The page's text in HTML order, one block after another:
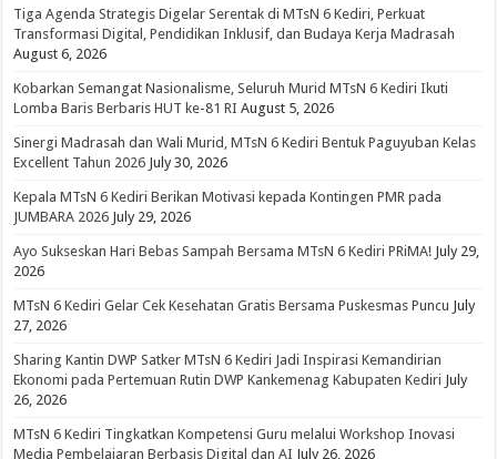
Tiga Agenda Strategis Digelar Serentak di MTsN 6 Kediri, Perkuat
Transformasi Digital, Pendidikan Inklusif, dan Budaya Kerja Madrasah
August 6, 2026
Kobarkan Semangat Nasionalisme, Seluruh Murid MTsN 6 Kediri Ikuti
Lomba Baris Berbaris HUT ke-81 RI August 5, 2026
Sinergi Madrasah dan Wali Murid, MTsN 6 Kediri Bentuk Paguyuban Kelas
Excellent Tahun 2026 July 30, 2026
Kepala MTsN 6 Kediri Berikan Motivasi kepada Kontingen PMR pada
JUMBARA 2026 July 29, 2026
Ayo Sukseskan Hari Bebas Sampah Bersama MTsN 6 Kediri PRiMA! July 29,
2026
MTsN 6 Kediri Gelar Cek Kesehatan Gratis Bersama Puskesmas Puncu July
27, 2026
Sharing Kantin DWP Satker MTsN 6 Kediri Jadi Inspirasi Kemandirian
Ekonomi pada Pertemuan Rutin DWP Kankemenag Kabupaten Kediri July
26, 2026
MTsN 6 Kediri Tingkatkan Kompetensi Guru melalui Workshop Inovasi
Media Pembelajaran Berbasis Digital dan AI July 26, 2026